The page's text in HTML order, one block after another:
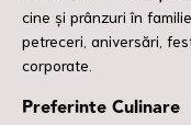
cine și prânzuri în
petreceri, aniversări,
corporate.
Preferinte Culinare